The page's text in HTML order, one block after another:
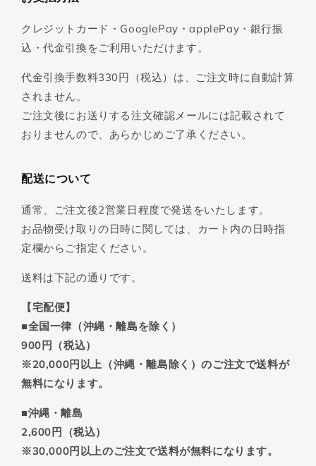
クレジットカード・GooglePay・applePay・銀行振
込・代金引換をご利用いただけます。
代金引換手数料330円（税込）は、ご注文時に自動計算
されません。
ご注文後にお送りする注文確認メールには記載されて
おりませんので、あらかじめご了承ください。
配送について
通常、ご注文後2営業日程度で発送をいたします。
お品物受け取りの日時に関しては、カート内の日時指
定欄からご指定ください。
送料は下記の通りです。
【宅配便】
■全国一律（沖縄・離島を除く）
900円（税込）
※20,000円以上（沖縄・離島除く）のご注文で送料が
無料になります。
■沖縄・離島
2,600円（税込）
※30,000円以上のご注文で送料が無料になります。